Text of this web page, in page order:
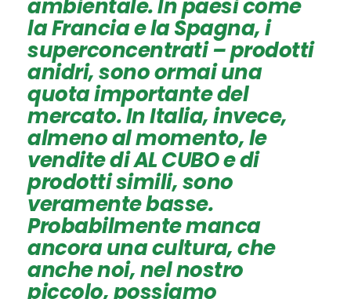
ambientale. In paesi come
la Francia e la Spagna, i
superconcentrati – prodotti
anidri, sono ormai una
quota importante del
mercato. In Italia, invece,
almeno al momento, le
vendite di AL CUBO e di
prodotti simili, sono
veramente basse.
Probabilmente manca
ancora una cultura, che
anche noi, nel nostro
piccolo, possiamo